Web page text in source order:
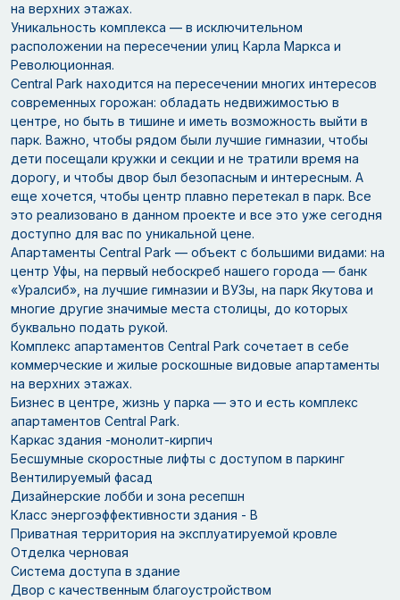
на верхних этажах.
Уникальность комплекса — в исключительном
расположении на пересечении улиц Карла Маркса и
Революционная.
Central Park находится на пересечении многих интересов
современных горожан: обладать недвижимостью в
центре, но быть в тишине и иметь возможность выйти в
парк. Важно, чтобы рядом были лучшие гимназии, чтобы
дети посещали кружки и секции и не тратили время на
дорогу, и чтобы двор был безопасным и интересным. А
еще хочется, чтобы центр плавно перетекал в парк. Все
это реализовано в данном проекте и все это уже сегодня
доступно для вас по уникальной цене.
Апартаменты Central Park — объект с большими видами: на
центр Уфы, на первый небоскреб нашего города — банк
«Уралсиб», на лучшие гимназии и ВУЗы, на парк Якутова и
многие другие значимые места столицы, до которых
буквально подать рукой.
Комплекс апартаментов Central Park сочетает в себе
коммерческие и жилые роскошные видовые апартаменты
на верхних этажах.
Бизнес в центре, жизнь у парка — это и есть комплекс
апартаментов Central Park.
Каркас здания -монолит-кирпич
Бесшумные скоростные лифты с доступом в паркинг
Вентилируемый фасад
Дизайнерские лобби и зона ресепшн
Класс энергоэффективности здания - В
Приватная территория на эксплуатируемой кровле
Отделка черновая
Система доступа в здание
Двор с качественным благоустройством